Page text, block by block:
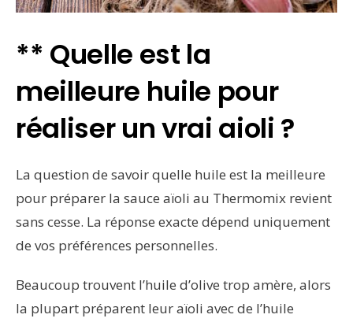
** Quelle est la
meilleure huile pour
réaliser un vrai aioli ?
La question de savoir quelle huile est la meilleure
pour préparer la sauce aïoli au Thermomix revient
sans cesse. La réponse exacte dépend uniquement
de vos préférences personnelles.
Beaucoup trouvent l’huile d’olive trop amère, alors
la plupart préparent leur aïoli avec de l’huile